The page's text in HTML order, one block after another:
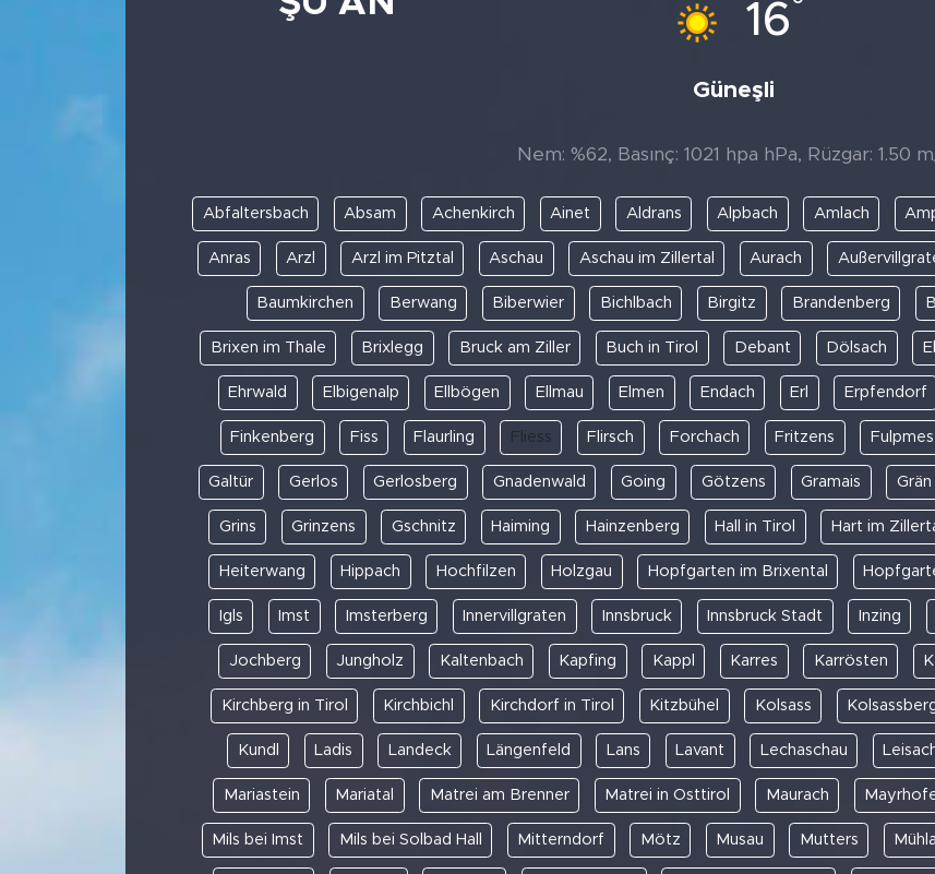
16°
Güneşli
Nem: %62, Basınç: 1021 hpa hPa, Rüzgar: 1.50
Abfaltersbach Absam Achenkirch Ainet Aldrans Alpbach Amlach
Anras Arzl Arzl im Pitztal Aschau Aschau im Zillertal Aurach
Baumkirchen Berwang Biberwier Bichlbach Birgitz Brandenberg
Brixen im Thale Brixlegg Bruck am Ziller Buch in Tirol Debant Dölsach
Ehrwald Elbigenalp Ellbögen Ellmau Elmen Endach Erl Erpfendorf
Finkenberg Fiss Flaurling Fliess Flirsch Forchach Fritzens Fulpmes
Galtür Gerlos Gerlosberg Gnadenwald Going Götzens Gramais Grän
Grins Grinzens Gschnitz Haiming Hainzenberg Hall in Tirol Hart im
Heiterwang Hippach Hochfilzen Holzgau Hopfgarten im Brixental
Igls Imst Imsterberg Innervillgraten Innsbruck Innsbruck Stadt Inzing
Jochberg Jungholz Kaltenbach Kapfing Kappl Karres Karrösten
Kirchberg in Tirol Kirchbichl Kirchdorf in Tirol Kitzbühel Kolsass
Kundl Ladis Landeck Längenfeld Lans Lavant Lechaschau
Mariastein Mariatal Matrei am Brenner Matrei in Osttirol Maurach
Mils bei Imst Mils bei Solbad Hall Mitterndorf Mötz Musau Mutters